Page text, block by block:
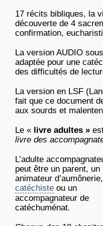
17 récits bibliques, la
découverte de 4
confirmation,
La version AUDIO
adaptée pour une
des difficultés de
La version en LSF
fait que ce document
aux sourds et
Le « livre adultes »
livre des
L’adulte
peut être un parent, un
animateur
catéchiste ou un
accompagnateur de
catéchuménat.